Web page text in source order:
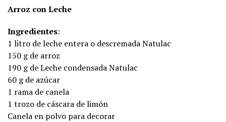
Arroz con Leche
Ingredientes:
1 litro de leche entera o descremada Natulac
150 g de arroz
190 g de Leche condensada Natulac
60 g de azúcar
1 rama de canela
1 trozo de cáscara de limón
Canela en polvo para decorar